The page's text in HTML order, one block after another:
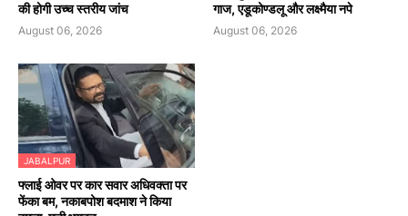
की होगी उच्च स्तरीय जांच
August 06, 2026
गाज, एडूकोण्डलू और लक्ष्मैया नपे
August 06, 2026
JABALPUR
फ्लाई ओवर पर कार सवार अधिवक्ता पर
फेंका बम, नकाबपोश बदमाश ने किया